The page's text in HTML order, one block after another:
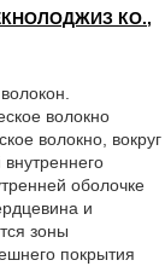
КО.,
волокно
волокно, вокруг
оболочке
и
зоны
покрытия